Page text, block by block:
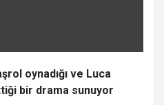
oynadığı ve Luca
bir drama sunuyor